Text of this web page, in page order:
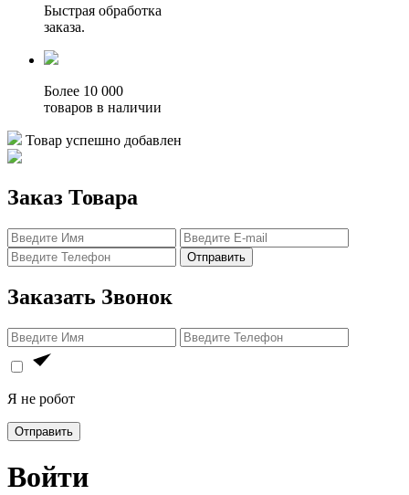
Быстрая обработка
заказа.
Более 10 000
товаров в наличии
Товар успешно добавлен
Заказ Товара
Отправить
Заказать Звонок
Я не робот
Отправить
Войти